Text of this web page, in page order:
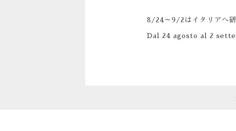
8/24～9/2はイタリアへ研
Dal 24 agosto al 2